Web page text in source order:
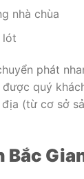
nhà chùa
lót
phát
quý
(từ cơ sở